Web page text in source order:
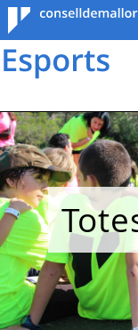
Consell
Mallorca